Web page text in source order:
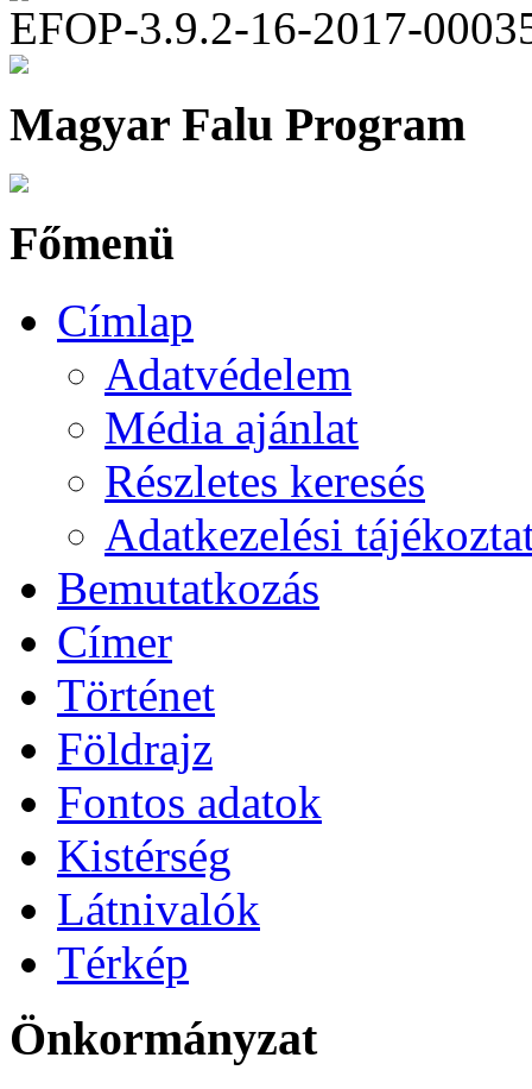
EFOP-3.9.2-16-2017-
Magyar Falu Program
Főmenü
Címlap
Adatvédelem
Média ajánlat
Részletes keresés
Adatkezelési
Bemutatkozás
Címer
Történet
Földrajz
Fontos adatok
Kistérség
Látnivalók
Térkép
Önkormányzat